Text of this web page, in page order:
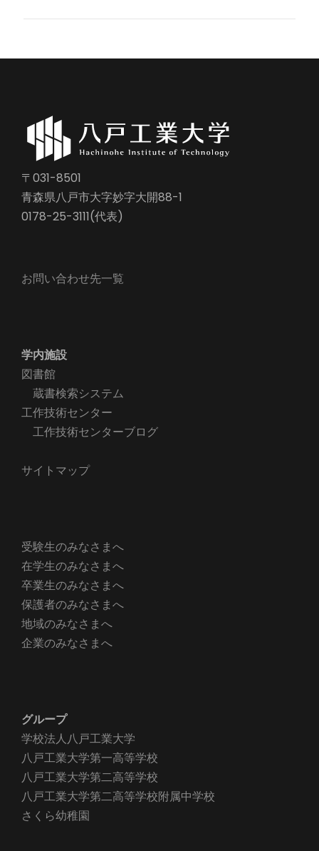
〒031-8501
青森県八戸市大字妙字大開88-1
0178-25-3111(代表)
お問い合わせ先一覧
学内施設
図書館
蔵書検索システム
工作技術センター
工作技術センターブログ
サイトマップ
受験生のみなさまへ
在学生のみなさまへ
卒業生のみなさまへ
保護者のみなさまへ
地域のみなさまへ
企業のみなさまへ
グループ
学校法人八戸工業大学
八戸工業大学第一高等学校
八戸工業大学第二高等学校
八戸工業大学第二高等学校附属中学校
さくら幼稚園